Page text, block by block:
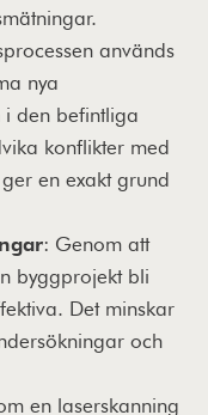
används
nya
i den befintliga
konflikter med
en exakt grund
: Genom att
byggprojekt bli
Det minskar
och
en laserskanning